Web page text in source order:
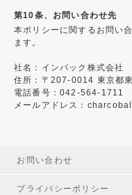
第10条、お問い合わせ先
本ポリシーに関するお問い
ます。
社名：インパック株式会社
住所：〒207-0014 東京都
電話番号：042-564-1711
メールアドレス：
お問い合わせ
プライバシーポリシー